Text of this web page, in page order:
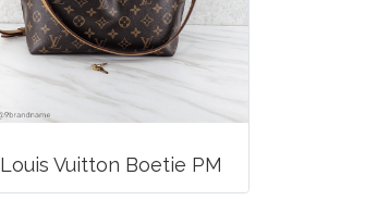
Louis Vuitton Boetie PM